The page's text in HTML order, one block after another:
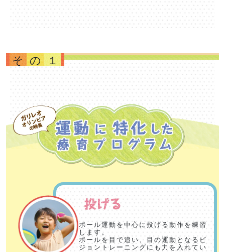
その１
ボール運動を中心に投げる動作を練習
します。
ボールを目で追い、目の運動となるビ
ジョントレーニングにも力を入れてい